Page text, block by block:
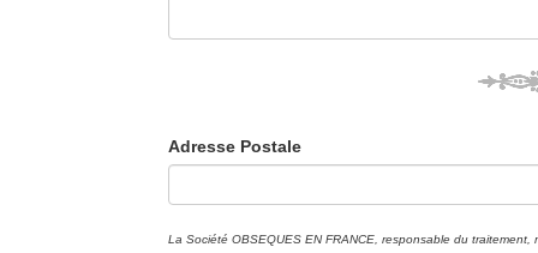
Adresse Postale
La Société OBSEQUES EN FRANCE, responsable du